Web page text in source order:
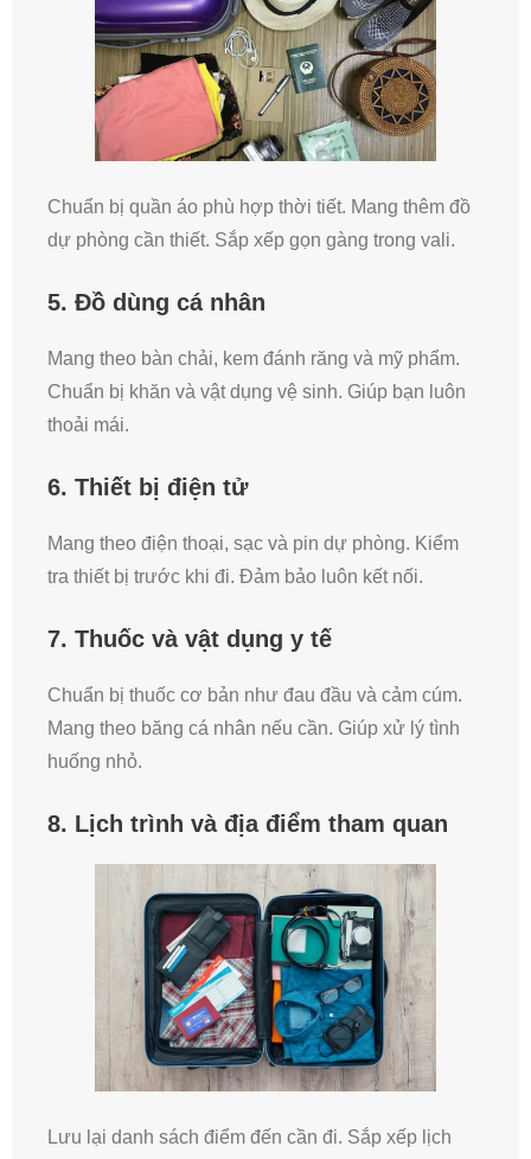
Chuẩn bị quần áo phù hợp thời tiết. Mang thêm đồ
dự phòng cần thiết. Sắp xếp gọn gàng trong vali.
5. Đồ dùng cá nhân
Mang theo bàn chải, kem đánh răng và mỹ phẩm.
Chuẩn bị khăn và vật dụng vệ sinh. Giúp bạn luôn
thoải mái.
6. Thiết bị điện tử
Mang theo điện thoại, sạc và pin dự phòng. Kiểm
tra thiết bị trước khi đi. Đảm bảo luôn kết nối.
7. Thuốc và vật dụng y tế
Chuẩn bị thuốc cơ bản như đau đầu và cảm cúm.
Mang theo băng cá nhân nếu cần. Giúp xử lý tình
huống nhỏ.
8. Lịch trình và địa điểm tham quan
Lưu lại danh sách điểm đến cần đi. Sắp xếp lịch